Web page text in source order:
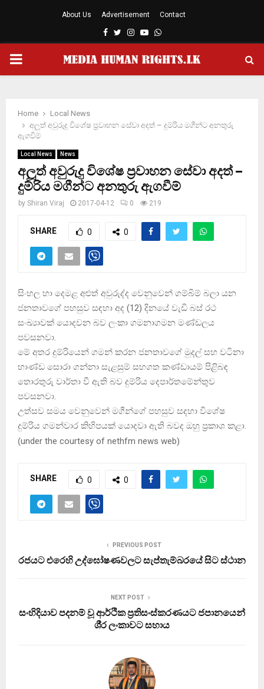
About Us Advertisement Contact
Facebook
TwitterInstagram
YoutubeWhatsapp
PRIMARY
Home
Local News
අලූත් අවුරුදු විශේෂ ප‍්‍රවාහන සේවා අදත් – දුම්රිය මගීන්ට අනතුරු
ඇගවීම්
Local News News
අලූත් අවුරුදු විශේෂ ප‍්‍රවාහන සේවා අදත් –
දුම්රිය මගීන්ට අනතුරු ඇගවීම්
by Shiran Viraj 2017-04-12 0 219
SHARE 0 0
සිංහල හා දෙමළ අළුත් අවුරුද්ද වෙනුවෙන් ගම්බිම් බලා යන
ජනතාවගේ පහසුව සඳහා අද (12) දිනයේ වැඩි බස් රථ
සංඛ්‍යාවක් යොදවන බව ලංකා ගමනාගමන මණ්ඩලය
පවසනවා.
මේ අතර දුම්රියෙන් ගමන් කරන ජනතාවගේ මුදල් සහ වටිනා
භාණ්ඩ සොරා ගන්නා සැළසුම් සහගත කණ්ඩායම් පිළිබඳ
තොරතුරු වාර්තා වී ඇති බව දුම්රිය දෙපාර්තමේන්තුව
පවසනවා.
උත්සව සමය වෙනුවෙන් මගීන්ගේ පහසුව සදහා විශේෂ
දුම්රිය ගමන්වාර කිහිපයක් යොදවා ඇති බවද ඔහු ප‍්‍රකාශ කළා.
(under the courtesy of nethfm news web)
SHARE 0 0
PREVIOUS POST
රජයට එරෙහි උද්ඝෝෂණවලට සැප්තැම්බරයේ සිට ස්ථාන
NEXT POST
සංහිදියාව පදනම් වූ ආර්ථික ප‍්‍රතිසංස්කරණයට ජපානයෙන්
ශී‍්‍ර ලංකාවට සහාය